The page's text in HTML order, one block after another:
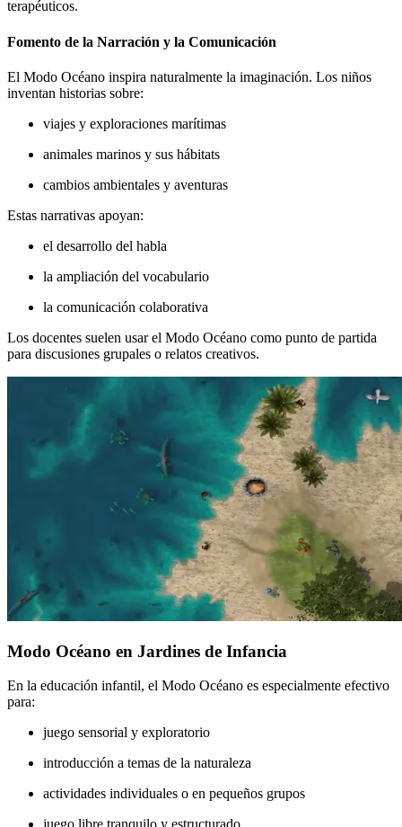
terapéuticos.
Fomento de la Narración y la Comunicación
El Modo Océano inspira naturalmente la imaginación. Los niños
inventan historias sobre:
viajes y exploraciones marítimas
animales marinos y sus hábitats
cambios ambientales y aventuras
Estas narrativas apoyan:
el desarrollo del habla
la ampliación del vocabulario
la comunicación colaborativa
Los docentes suelen usar el Modo Océano como punto de partida
para discusiones grupales o relatos creativos.
Modo Océano en Jardines de Infancia
En la educación infantil, el Modo Océano es especialmente efectivo
para:
juego sensorial y exploratorio
introducción a temas de la naturaleza
actividades individuales o en pequeños grupos